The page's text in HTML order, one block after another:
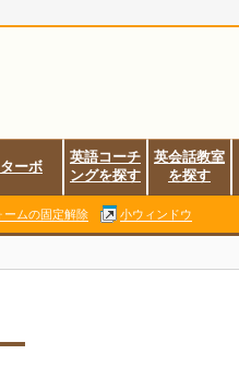
ターボ
英語コーチ
ングを探す
英会話教室
を探す
ームの固定解除 小ウィンドウ